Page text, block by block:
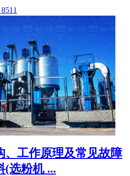
、工作原理及常见故障
(选粉机 ...